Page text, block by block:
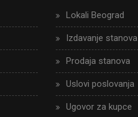
Lokali Beograd
Izdavanje stanova
Prodaja stanova
Uslovi poslovanja
Ugovor za kupce